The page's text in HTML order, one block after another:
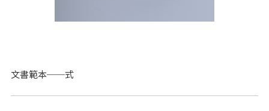
文書範本──式